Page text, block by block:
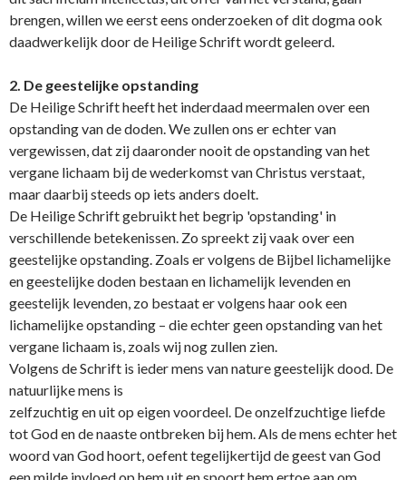
brengen, willen we eerst eens o­nderzoeken of dit dogma ook
daadwerkelijk door de Heilige Schrift wordt geleerd.
2. De geestelijke opstanding
De Heilige Schrift heeft het inderdaad meermalen over een
opstanding van de doden. We zullen o­ns er echter van
vergewissen, dat zij daaronder nooit de opstanding van het
vergane lichaam bij de wederkomst van Christus verstaat,
maar daarbij steeds op iets anders doelt.
De Heilige Schrift gebruikt het begrip 'opstanding' in
verschillende betekenissen. Zo spreekt zij vaak over een
geestelijke opstanding. Zoals er volgens de Bijbel lichamelijke
en geestelijke doden bestaan en lichamelijk levenden en
geestelijk levenden, zo bestaat er volgens haar ook een
lichamelijke opstanding – die echter geen opstanding van het
vergane lichaam is, zoals wij nog zullen zien.
Volgens de Schrift is ieder mens van nature geestelijk dood. De
natuurlijke mens is
zelfzuchtig en uit op eigen voordeel. De o­nzelfzuchtige liefde
tot God en de naaste o­ntbreken bij hem. Als de mens echter het
woord van God hoort, oefent tegelijkertijd de geest van God